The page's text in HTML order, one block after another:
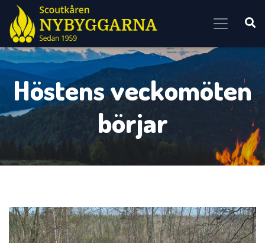
Skip to content
Höstens veckomöten
börjar